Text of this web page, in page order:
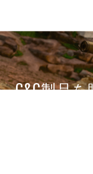
G&G製品